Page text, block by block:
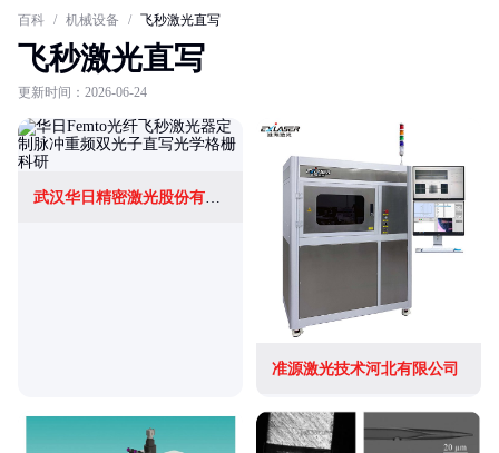
百科 / 机械设备 / 飞秒激光直写
飞秒激光直写
更新时间：2026-06-24
武汉华日精密激光股份有限公司
准源激光技术河北有限公司